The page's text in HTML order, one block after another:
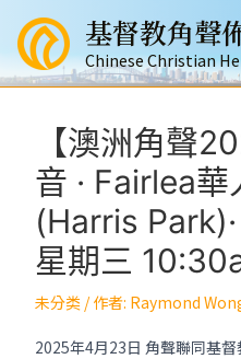
要
基督教角聲
Chinese Christian
【澳洲角聲
音 · Fairlea
(Harris
星期三
未分类 / 作者: Raymond
2025年4月23日 角聲聯同基